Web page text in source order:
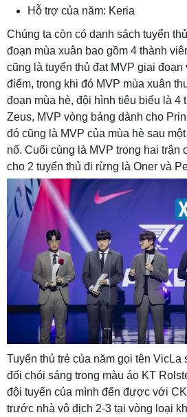
Hỗ trợ của năm: Keria
Chúng ta còn có danh sách tuyển
đoạn mùa xuân bao gồm 4 thành
cũng là tuyển thủ đạt MVP giai
điểm, trong khi đó MVP mùa xuân
đoạn mùa hè, đội hình tiêu biểu là 4
Zeus, MVP vòng bảng dành cho
đó cũng là MVP của mùa hè sau
nổ. Cuối cùng là MVP trong hai trận
cho 2 tuyển thủ đi rừng là Oner và
Tuyển thủ trẻ của năm gọi tên
đối chói sáng trong màu áo KT
đội tuyển của mình đến được với
trước nhà vô địch 2-3 tại vòng loại